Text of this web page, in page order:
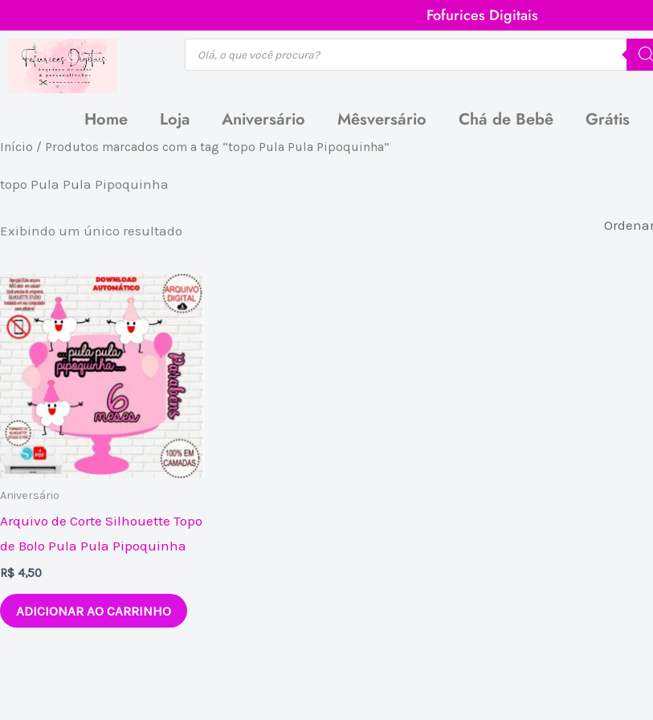
conteúdo
Fofurices Digitais
Pesquisar
produtos
Home Loja Aniversário Mêsversário Chá de Bebê Grátis
Início / Produtos marcados com a tag “topo Pula Pula Pipoquinha”
topo Pula Pula Pipoquinha
Exibindo um único resultado
Aniversário
Arquivo de Corte Silhouette Topo
de Bolo Pula Pula Pipoquinha
R$ 4,50
ADICIONAR AO CARRINHO